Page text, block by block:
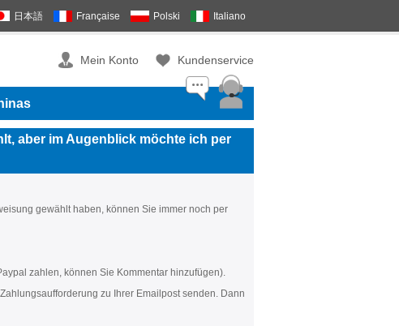
日本語 Française Polski Italiano
Mein Konto Kundenservice
aber im Augenblick möchte ich per
gewählt haben, können Sie immer noch per
zahlen, können Sie Kommentar hinzufügen).
zu Ihrer Emailpost senden. Dann